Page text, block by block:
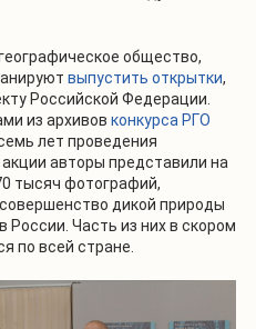
общество,
выпустить открытки,
Российской Федерации.
из архивов конкурса РГО
семь лет проведения
авторы представили на
тысяч фотографий,
дикой природы
России. Часть из них в скором
по всей стране.